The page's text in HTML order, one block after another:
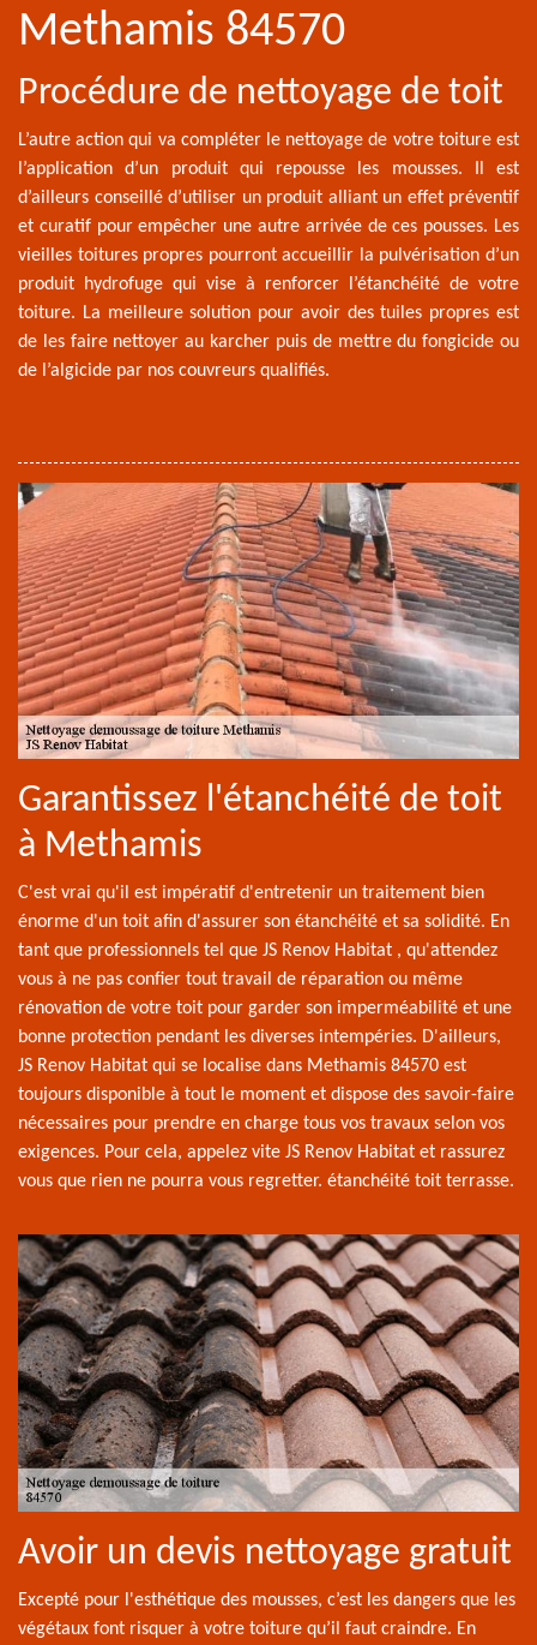
Methamis 84570
Procédure de nettoyage de toit
L’autre action qui va compléter le nettoyage de votre toiture est
l’application d’un produit qui repousse les mousses. Il est
d’ailleurs conseillé d’utiliser un produit alliant un effet préventif
et curatif pour empêcher une autre arrivée de ces pousses. Les
vieilles toitures propres pourront accueillir la pulvérisation d’un
produit hydrofuge qui vise à renforcer l’étanchéité de votre
toiture. La meilleure solution pour avoir des tuiles propres est
de les faire nettoyer au karcher puis de mettre du fongicide ou
de l’algicide par nos couvreurs qualifiés.
Garantissez l'étanchéité de toit
à Methamis
C'est vrai qu'il est impératif d'entretenir un traitement bien
énorme d'un toit afin d'assurer son étanchéité et sa solidité. En
tant que professionnels tel que JS Renov Habitat , qu'attendez
vous à ne pas confier tout travail de réparation ou même
rénovation de votre toit pour garder son imperméabilité et une
bonne protection pendant les diverses intempéries. D'ailleurs,
JS Renov Habitat qui se localise dans Methamis 84570 est
toujours disponible à tout le moment et dispose des savoir-faire
nécessaires pour prendre en charge tous vos travaux selon vos
exigences. Pour cela, appelez vite JS Renov Habitat et rassurez
vous que rien ne pourra vous regretter. étanchéité toit terrasse.
Avoir un devis nettoyage gratuit
Excepté pour l'esthétique des mousses, c’est les dangers que les
végétaux font risquer à votre toiture qu’il faut craindre. En